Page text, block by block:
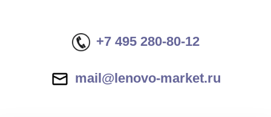
+7 495 280-80-12
mail@lenovo-market.ru